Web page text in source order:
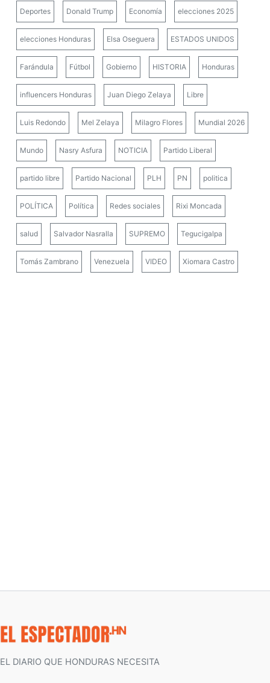
Deportes Donald Trump Economía elecciones 2025
elecciones Honduras Elsa Oseguera ESTADOS UNIDOS
Farándula Fútbol Gobierno HISTORIA Honduras
influencers Honduras Juan Diego Zelaya Libre
Luis Redondo Mel Zelaya Milagro Flores Mundial 2026
Mundo Nasry Asfura NOTICIA Partido Liberal
partido libre Partido Nacional PLH PN politica
POLÍTICA Política Redes sociales Rixi Moncada
salud Salvador Nasralla SUPREMO Tegucigalpa
Tomás Zambrano Venezuela VIDEO Xiomara Castro
EL DIARIO QUE HONDURAS NECESITA